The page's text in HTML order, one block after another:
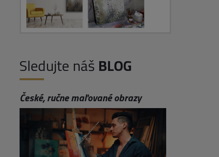
Sledujte náš BLOG
České, ručne maľované obrazy